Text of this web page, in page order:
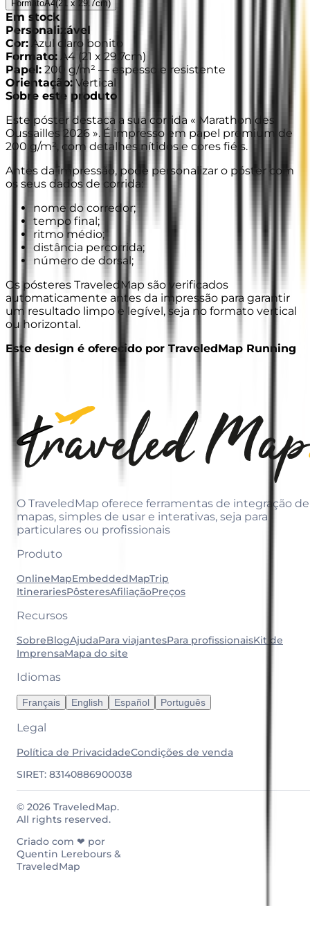
FormatoA4 (21 x 29.7cm)
Em stock
Personalizável
Cor: Azul claro bonito
Formato: A4 (21 x 29.7cm)
Papel: 200 g/m² — espesso e resistente
Orientação: Vertical
Sobre este produto
Este póster destaca a sua corrida « Marathon des
Oussailles 2026 ». É impresso em papel premium de
200 g/m², com detalhes nítidos e cores fiéis.
Antes da impressão, pode personalizar o póster com
os seus dados de corrida:
nome do corredor;
tempo final;
ritmo médio;
distância percorrida;
número de dorsal;
Os pósteres TraveledMap são verificados
automaticamente antes da impressão para garantir
um resultado limpo e legível, seja no formato vertical
ou horizontal.
Este design é oferecido por TraveledMap Running
O TraveledMap oferece ferramentas de integração de
mapas, simples de usar e interativas, seja para
particulares ou profissionais
Produto
OnlineMapEmbeddedMapTrip
ItinerariesPôsteresAfiliaçãoPreços
Recursos
SobreBlogAjudaPara viajantesPara profissionaisKit de
ImprensaMapa do site
Idiomas
Français English Español Português
Legal
Política de PrivacidadeCondições de venda
SIRET: 83140886900038
© 2026 TraveledMap.
All rights reserved.
Criado com ❤ por
Quentin Lerebours &
TraveledMap